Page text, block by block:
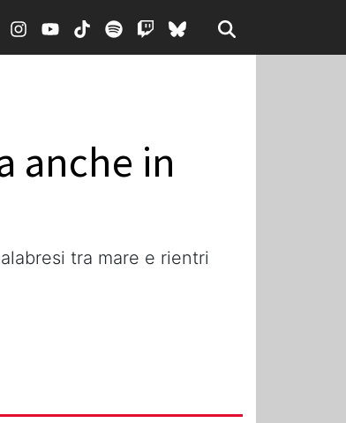
anche in
tra mare e rientri